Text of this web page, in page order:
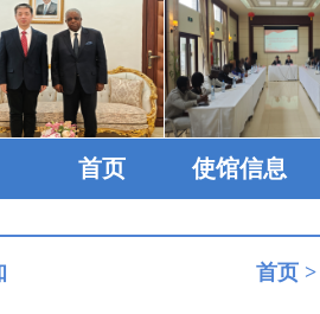
首页 使馆信息
首页>